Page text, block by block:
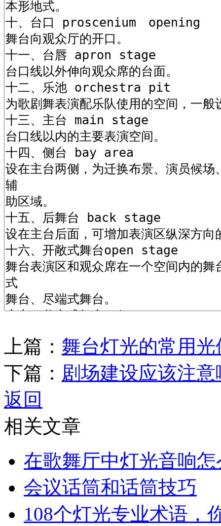
上篇： 舞台灯光的常用光
下篇： 剧场建设应该注
返回
相关文章
在歌舞厅中灯光音响
会议话筒和话筒技巧
108个灯光专业术语，